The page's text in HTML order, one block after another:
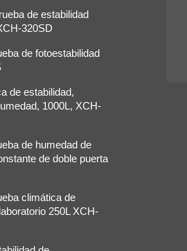
de estabilidad
320SD
de fotoestabilidad
de estabilidad,
1000L, XCH-
de humedad de
de doble puerta
climática de
250L XCH-